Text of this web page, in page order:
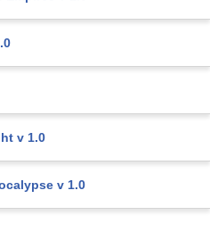
v 1.0
v 1.0